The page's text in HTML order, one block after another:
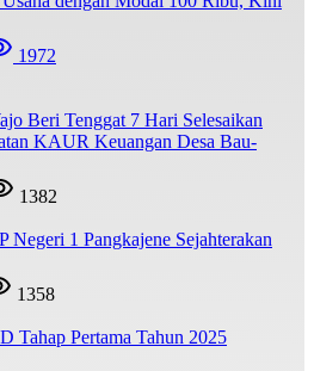
1972
Beri Tenggat 7 Hari Selesaikan
KAUR Keuangan Desa Bau-
1382
Negeri 1 Pangkajene Sejahterakan
1358
Tahap Pertama Tahun 2025